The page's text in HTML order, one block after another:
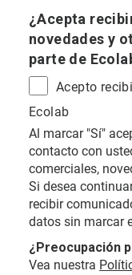
¿Acepta
novedades y
parte de
Acepto
Ecolab
Al marcar "Sí"
contacto con
comerciales,
Si desea
recibir
datos sin marcar
¿Preocupación
Vea nuestra